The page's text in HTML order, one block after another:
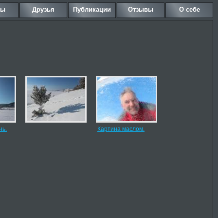
Друзья Публикации Отзывы О себе
Картина маслом.